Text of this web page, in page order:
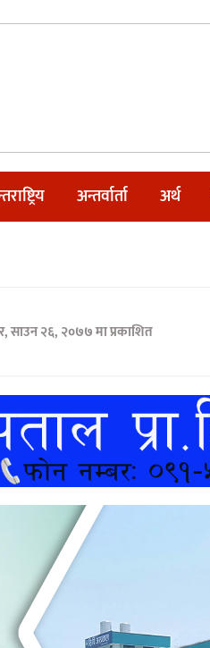
अन्तर्वार्ता अर्थ
साउन २६, २०७७ मा प्रकाशित